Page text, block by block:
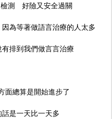
檢測 好險又安全過關
為等著做語言治療的人太多
排到我們做言言治療
總算是開始進步了
是一天比一天多